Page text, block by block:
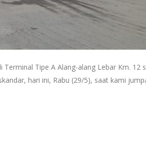
Tipe A Alang-alang Lebar Km.
hari ini, Rabu (29/5), saat kami